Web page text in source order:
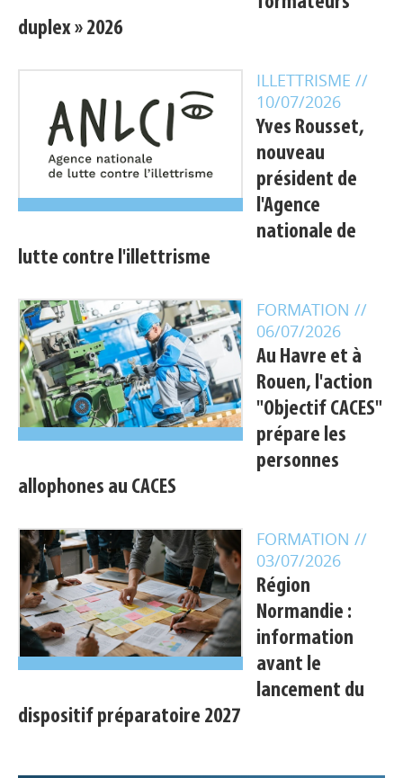
duplex » 2026
ILLETTRISME //
10/07/2026
Yves Rousset,
nouveau
président de
l'Agence
nationale de
lutte contre l'illettrisme
FORMATION //
06/07/2026
Au Havre et à
Rouen, l'action
"Objectif CACES"
prépare les
personnes
allophones au CACES
FORMATION //
03/07/2026
Région
Normandie :
information
avant le
lancement du
dispositif préparatoire 2027
Appels à projets
Déposer une actu !
Accéder à son compte - (Se